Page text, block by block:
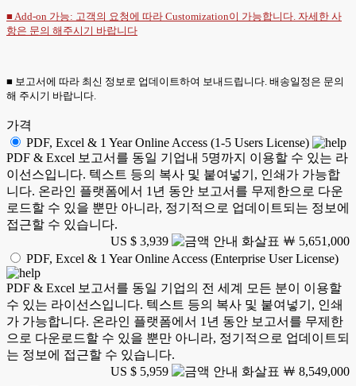
■ Add-on 가능: 고객의 요청에 따라 Customization이 가능합니다. 자세한 사
항은 문의 해주시기 바랍니다
■ 보고서에 따라 최신 정보로 업데이트하여 보내드립니다. 배송일정은 문의
해 주시기 바랍니다.
가격
PDF, Excel & 1 Year Online Access (1-5 Users License)
PDF & Excel 보고서를 동일 기업내 5명까지 이용할 수 있는 라
이선스입니다. 텍스트 등의 복사 및 붙여넣기, 인쇄가 가능합
니다. 온라인 플랫폼에서 1년 동안 보고서를 무제한으로 다운
로드할 수 있을 뿐만 아니라, 정기적으로 업데이트되는 정보에
접근할 수 있습니다.
US $ 3,939
￦ 5,651,000
PDF, Excel & 1 Year Online Access (Enterprise User License)
PDF & Excel 보고서를 동일 기업의 전 세계 모든 분이 이용할
수 있는 라이선스입니다. 텍스트 등의 복사 및 붙여넣기, 인쇄
가 가능합니다. 온라인 플랫폼에서 1년 동안 보고서를 무제한
으로 다운로드할 수 있을 뿐만 아니라, 정기적으로 업데이트되
는 정보에 접근할 수 있습니다.
US $ 5,959
￦ 8,549,000